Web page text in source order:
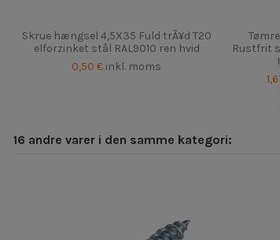
Skrue hængsel 4,5X35 Fuld trÃ¥d T20
elforzinket stål RAL9010 ren hvid
0,50 € inkl. moms
Rustfrit
16 andre varer i den samme kategori: